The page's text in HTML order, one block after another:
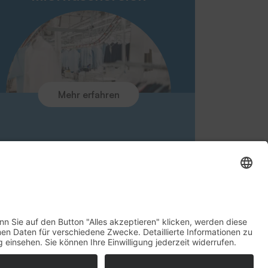
Mehr erfahren
Downloads
Ansprechpartner
Rücknahme Altgeräte
Umfrage zur Kundenzufriedenheit
vorbehalten